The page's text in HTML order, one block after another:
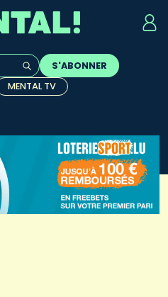
complétion sont
S'ABONNER
MENTAL TV